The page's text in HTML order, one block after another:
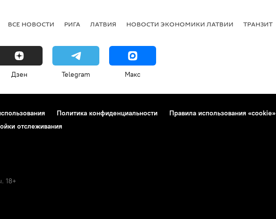
ВСЕ НОВОСТИ РИГА ЛАТВИЯ НОВОСТИ ЭКОНОМИКИ ЛАТВИИ ТРАНЗИТ
Дзен Telegram Макс
Политика конфиденциальности Правила использования «cookie»
отслеживания
18+